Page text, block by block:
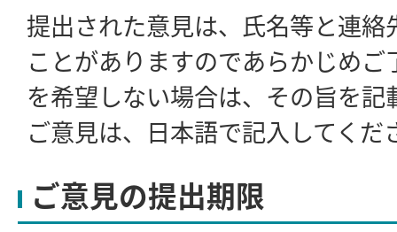
提出された意見は、氏名等と連絡
ことがありますのであらかじめ
を希望しない場合は、その旨を記
ご意見は、日本語で記入してくだ
ご意見の提出期限